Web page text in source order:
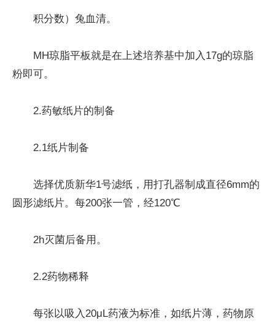
积分数）兔血清。
MH琼脂平板就是在上述培养基中加入17g的琼脂
粉即可。
2.药敏纸片的制备
2.1纸片制备
选择优质新华1号滤纸，用打孔器制成直径6mm的
圆形滤纸片。每200张一管，经120℃
2h灭菌后备用。
2.2药物稀释
每张以吸入20μL药液为标准，如纸片薄，药物原